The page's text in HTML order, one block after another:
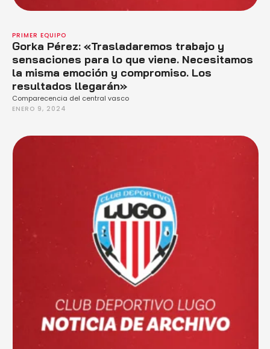
PRIMER EQUIPO
Gorka Pérez: «Trasladaremos trabajo y
sensaciones para lo que viene. Necesitamos
la misma emoción y compromiso. Los
resultados llegarán»
Comparecencia del central vasco
ENERO 9, 2024